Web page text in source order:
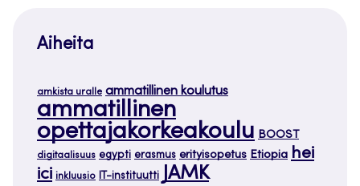
Aiheita
amkista uralle ammatillinen koulutus
ammatillinen
opettajakorkeakoulu BOOST
digitaalisuus egypti erasmus erityisopetus Etiopia hei
ici inkluusio IT-instituutti JAMK